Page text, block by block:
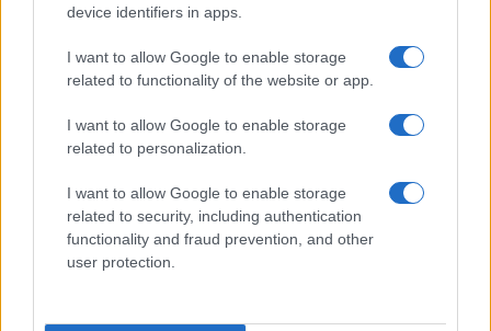
device identifiers in apps.
I want to allow Google to enable storage
related to functionality of the website or app.
I want to allow Google to enable storage
related to personalization.
I want to allow Google to enable storage
related to security, including authentication
functionality and fraud prevention, and other
user protection.
a
ce
o
k
w
it
r
n
te
st
h
at
s
A
p
a
Articolo precedente
NOTIZIE RECENTI
Incendio nella notte a Olbia, a fuoco due furgoni